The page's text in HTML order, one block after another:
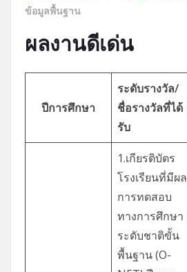
ข้อมูลพื้นฐาน
ผลงานดีเด่น
ปีการศึกษา
ระดับรางวัล/
ชื่อรางวัลที่ได้
รับ
1.เกียรติบัตร
โรงเรียนที่มีผล
การทดสอบ
ทางการศึกษา
ระดับชาติขั้น
พื้นฐาน (O-